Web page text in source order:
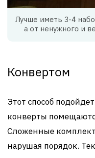
Лучше иметь 3-4
а от ненужного и
Конвертом
Этот способ
конверты
Сложенные
нарушая порядок.